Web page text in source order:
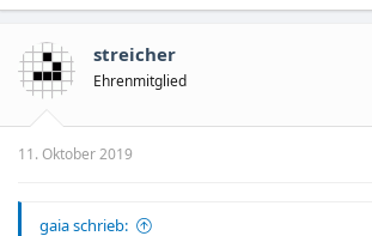
streicher
Ehrenmitglied
11. Oktober 2019
gaia schrieb: